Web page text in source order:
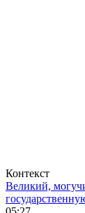
Контекст
Великий,